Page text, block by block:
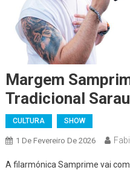
Margem
Tradicional
CULTURA SHOW
1 De Fevereiro De 2026
A filarmónica Samprime vai